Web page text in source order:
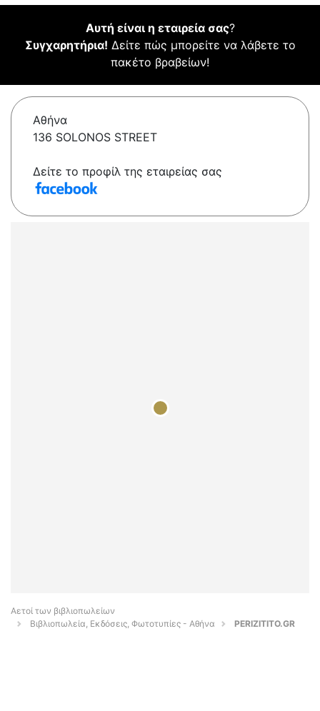
Αυτή είναι η εταιρεία σας?
Συγχαρητήρια! Δείτε πώς μπορείτε να λάβετε το
πακέτο βραβείων!
Αθήνα
136 SOLONOS STREET
Δείτε το προφίλ της εταιρείας σας
Αετοί των βιβλιοπωλείων
Βιβλιοπωλεία, Εκδόσεις, Φωτοτυπίες - Αθήνα
PERIZITITO.GR